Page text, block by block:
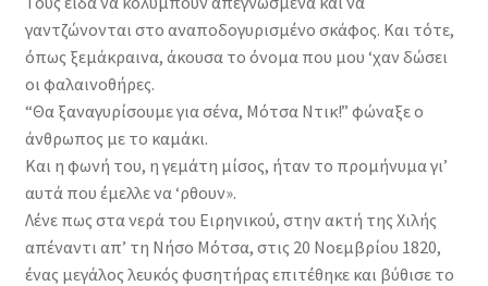
γαντζώνονται στο αναποδογυρισμένο σκάφος. Και τότε,
όπως ξεμάκραινα, άκουσα το όνομα που μου ‘χαν δώσει
οι φαλαινοθήρες.
“Θα ξαναγυρίσουμε για σένα, Μότσα Ντικ!” φώναξε ο
άνθρωπος με το καμάκι.
Και η φωνή του, η γεμάτη μίσος, ήταν το προμήνυμα γι’
αυτά που έμελλε να ‘ρθουν».
Λένε πως στα νερά του Ειρηνικού, στην ακτή της Χιλής
απέναντι απ’ τη Νήσο Μότσα, στις 20 Νοεμβρίου 1820,
ένας μεγάλος λευκός φυσητήρας επιτέθηκε και βύθισε το